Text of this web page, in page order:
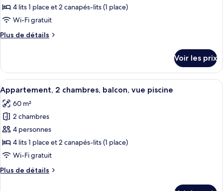
type
de
chambre :
Appartement,
balcon,
vue
mer
4 lits 1 place et 2 canapés-lits (1 place)
Wi-Fi gratuit
Plus de détails
Plus
le
type
de
chambre
Appartement,
2
chambres,
balcon,
vue
mer
Voir les prix
Afficher
toutes
les
photos
pour
ce
type
chambre :
Un lit bien fait, recouvert d’une
16
Appartement, 2 chambres, balcon, vue piscine
60 m²
2 chambres
4 personnes
4 lits 1 place et 2 canapés-lits (1 place)
Wi-Fi gratuit
Plus de détails
Plus